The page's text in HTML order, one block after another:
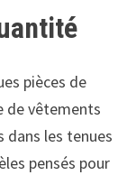
pièces de
de vêtements
dans les tenues
pensés pour